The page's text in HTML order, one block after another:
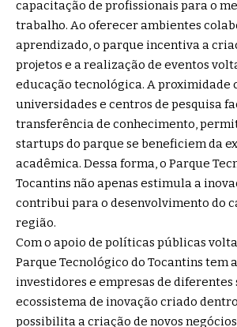
capacitação de profissionais para o
trabalho. Ao oferecer ambientes
aprendizado, o parque incentiva a
projetos e a realização de eventos
educação tecnológica. A proximidade
universidades e centros de pesquisa
transferência de conhecimento,
startups do parque se beneficiem da
acadêmica. Dessa forma, o Parque
Tocantins não apenas estimula a
contribui para o desenvolvimento do
região.
Com o apoio de políticas públicas
Parque Tecnológico do Tocantins tem
investidores e empresas de diferentes
ecossistema de inovação criado
possibilita a criação de novos negócios